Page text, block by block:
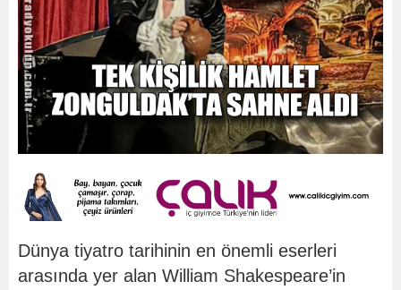
Dünya tiyatro tarihinin en önemli eserleri
arasında yer alan William Shakespeare’in